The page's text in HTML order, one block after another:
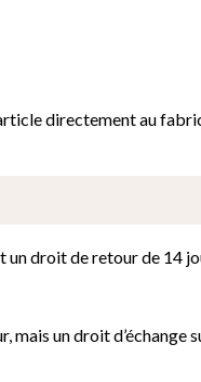
directement au
droit de retour de 14
un droit d’échange